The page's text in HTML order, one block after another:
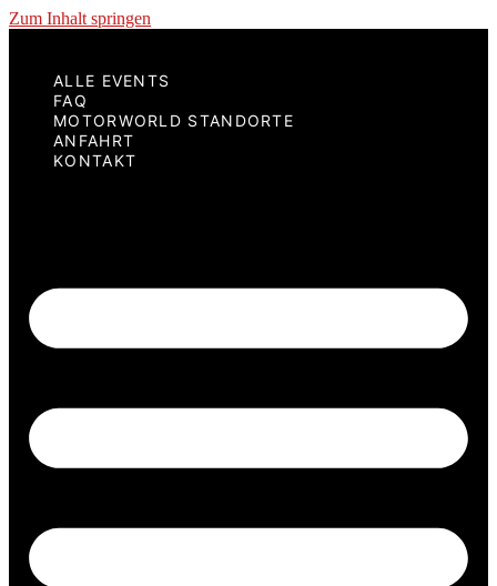
Zum Inhalt springen
ALLE EVENTS
FAQ
MOTORWORLD STANDORTE
ANFAHRT
KONTAKT